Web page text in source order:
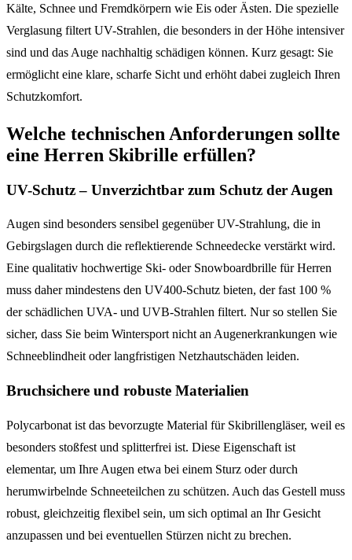
Kälte, Schnee und Fremdkörpern wie Eis oder Ästen. Die spezielle
Verglasung filtert UV-Strahlen, die besonders in der Höhe intensiver
sind und das Auge nachhaltig schädigen können. Kurz gesagt: Sie
ermöglicht eine klare, scharfe Sicht und erhöht dabei zugleich Ihren
Schutzkomfort.
Welche technischen Anforderungen sollte
eine Herren Skibrille erfüllen?
UV-Schutz – Unverzichtbar zum Schutz der Augen
Augen sind besonders sensibel gegenüber UV-Strahlung, die in
Gebirgslagen durch die reflektierende Schneedecke verstärkt wird.
Eine qualitativ hochwertige Ski- oder Snowboardbrille für Herren
muss daher mindestens den UV400-Schutz bieten, der fast 100 %
der schädlichen UVA- und UVB-Strahlen filtert. Nur so stellen Sie
sicher, dass Sie beim Wintersport nicht an Augenerkrankungen wie
Schneeblindheit oder langfristigen Netzhautschäden leiden.
Bruchsichere und robuste Materialien
Polycarbonat ist das bevorzugte Material für Skibrillengläser, weil es
besonders stoßfest und splitterfrei ist. Diese Eigenschaft ist
elementar, um Ihre Augen etwa bei einem Sturz oder durch
herumwirbelnde Schneeteilchen zu schützen. Auch das Gestell muss
robust, gleichzeitig flexibel sein, um sich optimal an Ihr Gesicht
anzupassen und bei eventuellen Stürzen nicht zu brechen.